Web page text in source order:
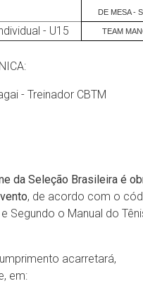
DE MESA
- U15 TEAM
- Treinador CBTM
da Seleção Brasileira é
, de acordo com o
Segundo o Manual do
acarretará,
em: